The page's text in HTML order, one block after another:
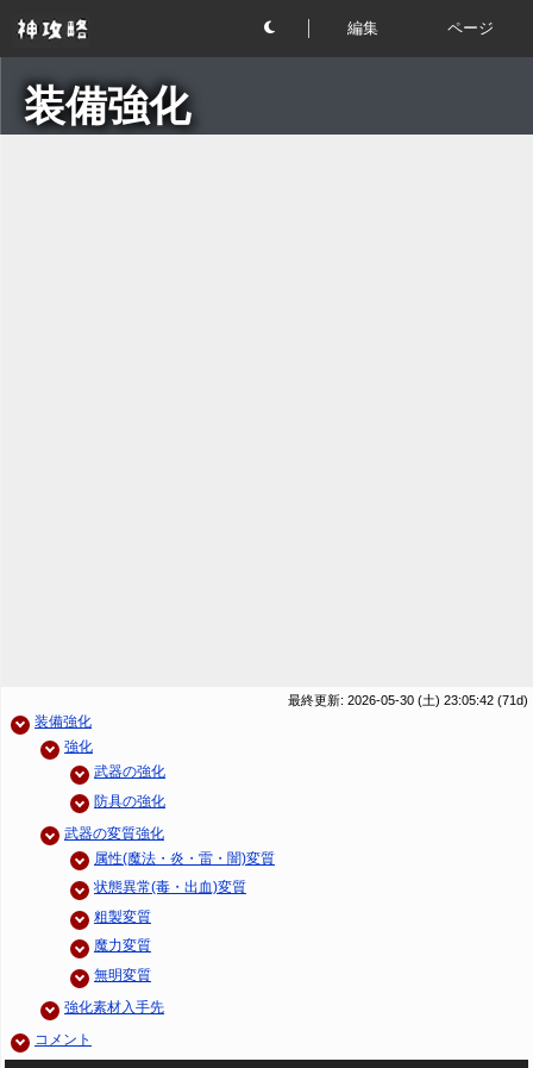
編集 ページ
装備強化
最終更新: 2026-05-30 (土) 23:05:42 (71d)
装備強化
強化
武器の強化
防具の強化
武器の変質強化
属性(魔法・炎・雷・闇)変質
状態異常(毒・出血)変質
粗製変質
魔力変質
無明変質
強化素材入手先
コメント